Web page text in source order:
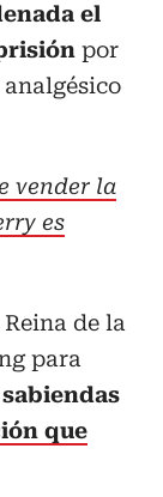
el
por
vender la
es
de la
para
que